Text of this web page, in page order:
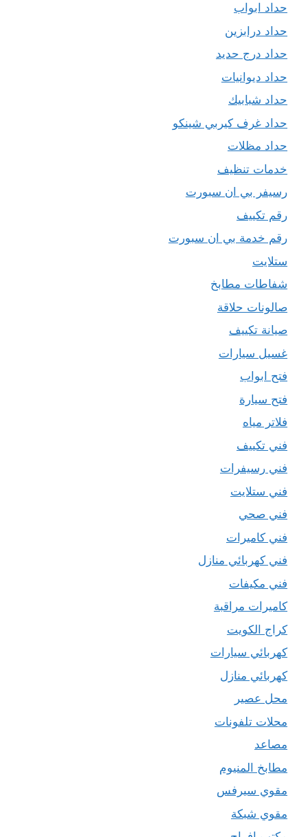
حداد ابواب
حداد درابزين
حداد درج حديد
حداد ديوانيات
حداد شبابيك
حداد غرف كيربي شينكو
حداد مظلات
خدمات تنظيف
رسيفر بي ان سبورت
رقم تكييف
رقم خدمة بي ان سبورت
ستلايت
شفاطات مطابخ
صالونات حلاقة
صيانة تكييف
غسيل سيارات
فتح ابواب
فتح سيارة
فلاتر مياه
فني تكييف
فني رسيفرات
فني ستلايت
فني صحي
فني كاميرات
فني كهربائي منازل
فني مكيفات
كاميرات مراقبة
كراج الكويت
كهربائي سيارات
كهربائي منازل
محل عصير
محلات تلفونات
مصاعد
مطابخ المنيوم
مقوي سيرفس
مقوي شبكة